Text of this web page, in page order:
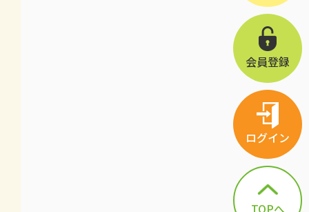
会員登録
ログイン
TOPへ